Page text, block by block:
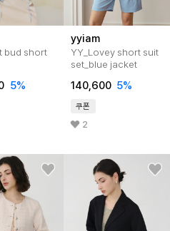
bud short
5%
yyiam
YY_Lovey short suit
set_blue jacket
140,600 5%
쿠폰
2